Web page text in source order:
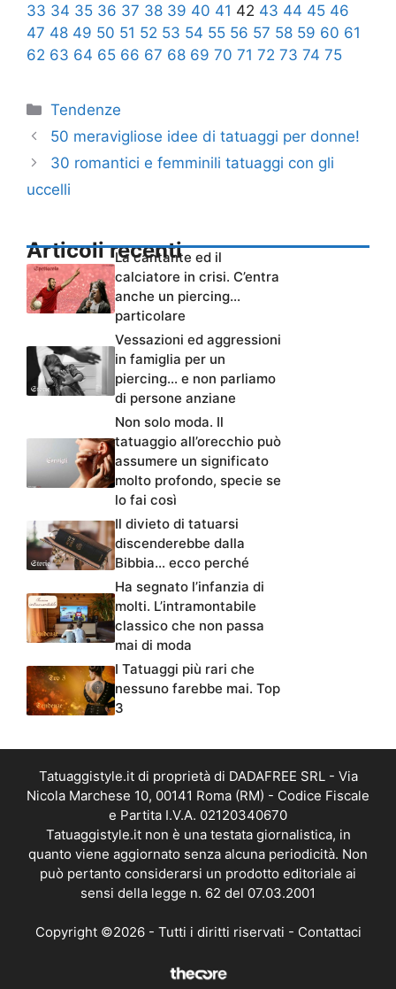
33 34 35 36 37 38 39 40 41 42 43 44 45 46
47 48 49 50 51 52 53 54 55 56 57 58 59 60 61
62 63 64 65 66 67 68 69 70 71 72 73 74 75
Categorie
Tendenze
50 meravigliose idee di tatuaggi per donne!
30 romantici e femminili tatuaggi con gli
uccelli
Articoli recenti
La cantante ed il
calciatore in crisi. C’entra
anche un piercing…
particolare
Vessazioni ed aggressioni
in famiglia per un
piercing… e non parliamo
di persone anziane
Non solo moda. Il
tatuaggio all’orecchio può
assumere un significato
molto profondo, specie se
lo fai così
Il divieto di tatuarsi
discenderebbe dalla
Bibbia… ecco perché
Ha segnato l’infanzia di
molti. L’intramontabile
classico che non passa
mai di moda
I Tatuaggi più rari che
nessuno farebbe mai. Top
3
Tatuaggistyle.it di proprietà di DADAFREE SRL - Via
Nicola Marchese 10, 00141 Roma (RM) - Codice Fiscale
e Partita I.V.A. 02120340670
Tatuaggistyle.it non è una testata giornalistica, in
quanto viene aggiornato senza alcuna periodicità. Non
può pertanto considerarsi un prodotto editoriale ai
sensi della legge n. 62 del 07.03.2001
Copyright ©2026 - Tutti i diritti riservati - Contattaci